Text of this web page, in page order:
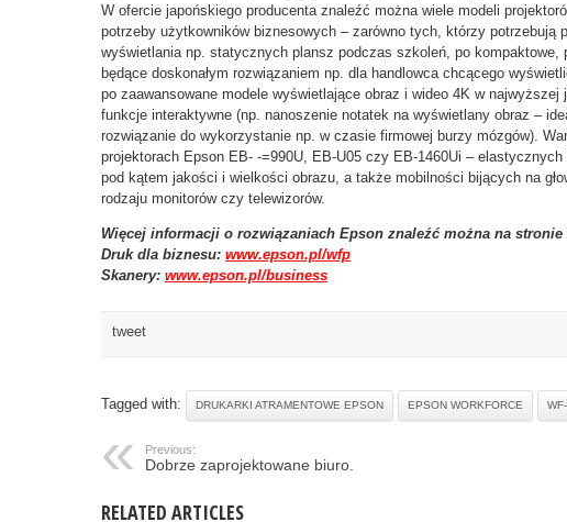
W ofercie japońskiego producenta znaleźć można wiele modeli
potrzeby użytkowników biznesowych – zarówno tych, którzy potrzebują
wyświetlania np. statycznych plansz podczas szkoleń, po kompaktowe,
będące doskonałym rozwiązaniem np. dla handlowca chcącego
po zaawansowane modele wyświetlające obraz i wideo 4K w najwyższej
funkcje interaktywne (np. nanoszenie notatek na wyświetlany obraz –
rozwiązanie do wykorzystanie np. w czasie firmowej burzy mózgów).
projektorach Epson EB- -=990U, EB-U05 czy EB-1460Ui –
pod kątem jakości i wielkości obrazu, a także mobilności bijących na
rodzaju monitorów czy telewizorów.
Więcej informacji o rozwiązaniach Epson znaleźć można na
Druk dla biznesu: www.epson.pl/wfp
Skanery: www.epson.pl/business
tweet
Tagged with: DRUKARKI ATRAMENTOWE EPSON EPSON WORKFORCE
Previous:
Dobrze zaprojektowane biuro.
RELATED ARTICLES